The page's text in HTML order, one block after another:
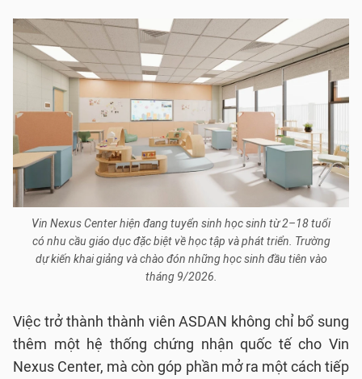
Vin Nexus Center hiện đang tuyển sinh học sinh từ 2–18 tuổi
có nhu cầu giáo dục đặc biệt về học tập và phát triển. Trường
dự kiến khai giảng và chào đón những học sinh đầu tiên vào
tháng 9/2026.
Việc trở thành thành viên ASDAN không chỉ bổ sung
thêm một hệ thống chứng nhận quốc tế cho Vin
Nexus Center, mà còn góp phần mở ra một cách tiếp